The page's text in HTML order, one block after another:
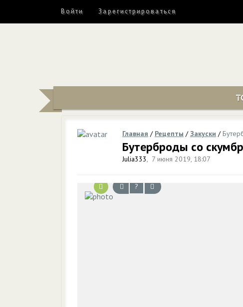
Войти Зарегистрироваться
Главная / Рецепты /Закуски /
Бутерброды со
Julia333, 7 июня 2019, 18:07
?